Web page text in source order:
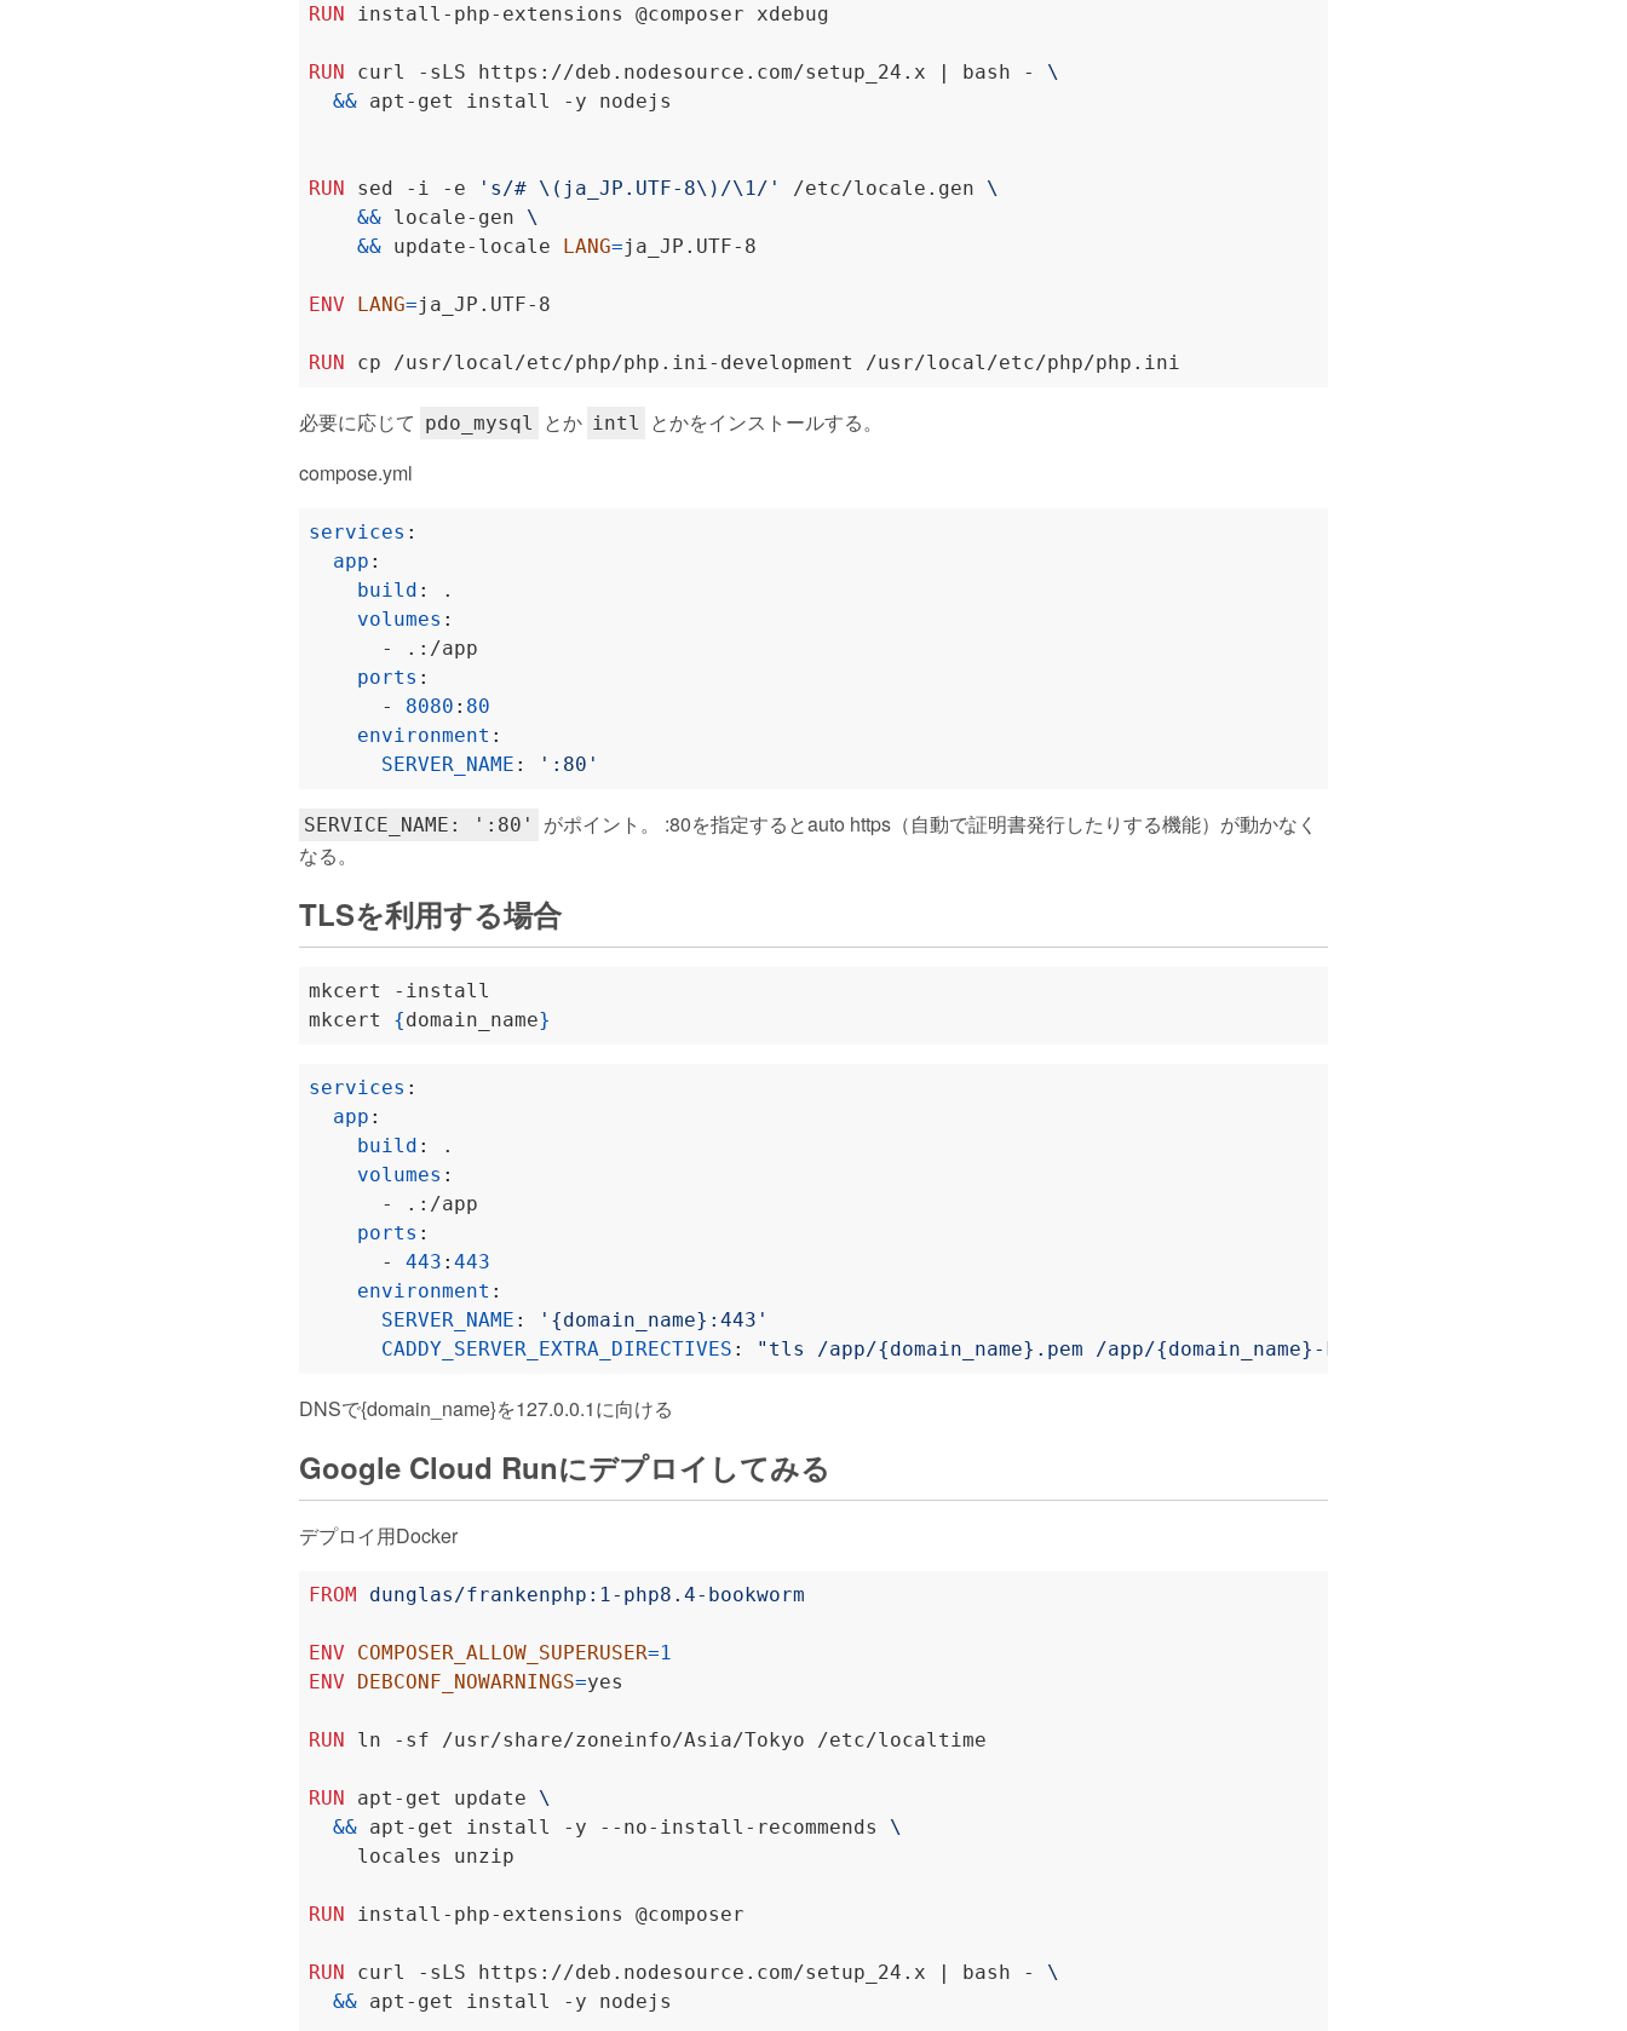
RUN install-php-extensions @composer xdebug
RUN curl -sLS https://deb.nodesource.com/setup_24.x | bash -
&& apt-get install -y nodejs
RUN sed -i -e 's/# \(ja_JP.UTF-8\)/\1/' /etc/locale.gen
&& locale-gen
&& update-locale LANG=ja_JP.UTF-8
ENV LANG=ja_JP.UTF-8
RUN cp /usr/local/etc/php/php.ini-development /usr/local/etc/php/php.ini
必要に応じて pdo_mysql とか intl
とかをインストールする。
compose.yml
services :
app :
build :
.
volumes :
- .:/app
ports :
- 8080 : 80
environment :
SERVER_NAME : ':80'
SERVICE_NAME: ':80'
がポイント。 :80を指定するとauto https（自動で証明書発行したりする機能）が動かなく
なる。
TLSを利用する場合
mkcert {domain_name}
services :
app :
build :
.
volumes :
- .:/app
ports :
- 443 : 443
environment :
SERVER_NAME :
'{domain_name}:443'
CADDY_SERVER_EXTRA_DIRECTIVES : "tls /app/{domain_name}.pem /app/{domain_name}-key.pem"
DNSで{domain_name}を127.0.0.1に向ける
Google Cloud Runにデプロイしてみる
デプロイ用Docker
FROM dunglas/frankenphp:1-php8.4-bookworm
ENV COMPOSER_ALLOW_SUPERUSER=1
ENV
DEBCONF_NOWARNINGS=
RUN ln -sf /usr/share/zoneinfo/Asia/Tokyo /etc/localtime
RUN apt-get update
&& apt-get install -y --no-install-recommends
    locales unzip
RUN install-php-extensions @composer
RUN curl -sLS https://deb.nodesource.com/setup_24.x | bash -
&& apt-get install -y nodejs